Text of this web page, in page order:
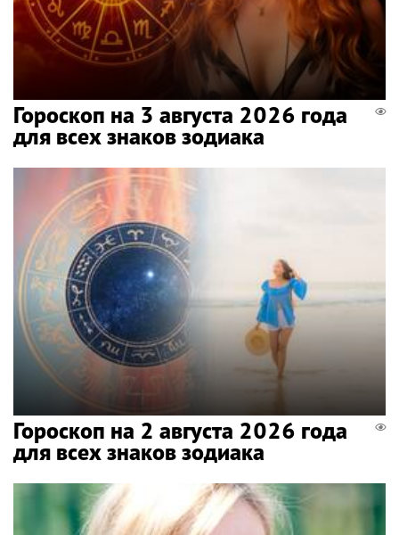
Гороскоп на 3 августа 2026 года
для всех знаков зодиака
Гороскоп на 2 августа 2026 года
для всех знаков зодиака